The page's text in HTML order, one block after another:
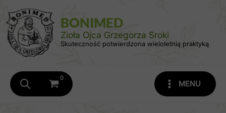
do
treści
BONIMED
Zioła Ojca Grzegorza Sroki
Skuteczność potwierdzona wieloletnią praktyką
MENU